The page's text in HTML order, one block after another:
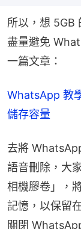
所以，想 5GB
盡量避免
一篇文章：
WhatsApp 教
儲存容量
去將
語音刪除，大
相機膠卷」，
記憶，以保留
關閉